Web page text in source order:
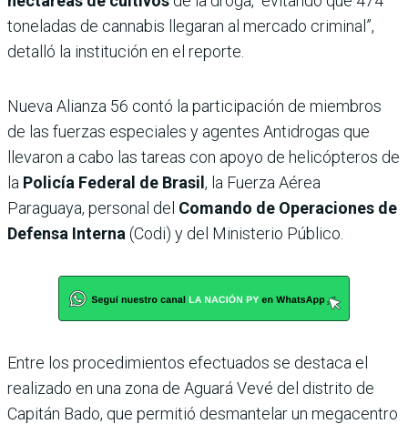
toneladas de cannabis llegaran al mercado criminal”,
detalló la institución en el reporte.
Nueva Alianza 56 contó la participación de miembros
de las fuerzas especiales y agentes Antidrogas que
llevaron a cabo las tareas con apoyo de helicópteros de
la Policía Federal de Brasil , la Fuerza Aérea
Paraguaya, personal del Comando de Operaciones de
Defensa Interna (Codi) y del Ministerio Público.
Entre los procedimientos efectuados se destaca el
realizado en una zona de Aguará Vevé del distrito de
Capitán Bado, que permitió desmantelar un megacentro